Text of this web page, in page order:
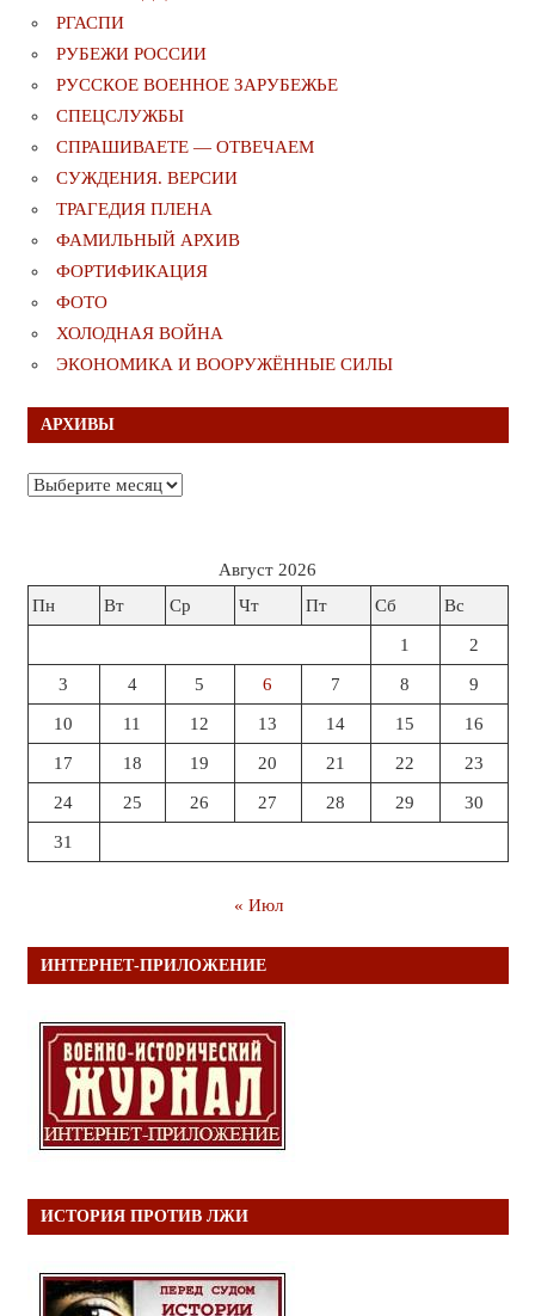
РГАСПИ
РУБЕЖИ РОССИИ
РУССКОЕ ВОЕННОЕ ЗАРУБЕЖЬЕ
СПЕЦСЛУЖБЫ
СПРАШИВАЕТЕ — ОТВЕЧАЕМ
СУЖДЕНИЯ. ВЕРСИИ
ТРАГЕДИЯ ПЛЕНА
ФАМИЛЬНЫЙ АРХИВ
ФОРТИФИКАЦИЯ
ФОТО
ХОЛОДНАЯ ВОЙНА
ЭКОНОМИКА И ВООРУЖЁННЫЕ СИЛЫ
АРХИВЫ
Архивы
Август 2026
Пн
Вт Ср Чт Пт Сб Вс
1 2
3 4 5 6 7 8 9
10 11 12 13 14 15 16
17 18 19 20 21 22 23
24 25 26 27 28 29 30
31
« Июл
ИНТЕРНЕТ-ПРИЛОЖЕНИЕ
ИСТОРИЯ ПРОТИВ ЛЖИ